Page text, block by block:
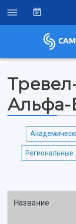
Альфа-
Региональные
Название